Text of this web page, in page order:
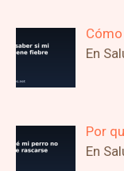
En
Por
En